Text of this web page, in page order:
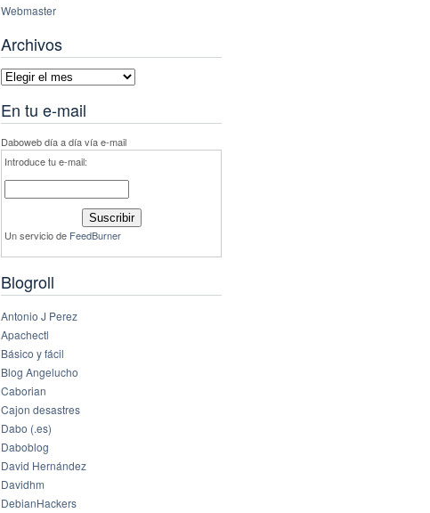
Webmaster
Archivos
Archivos
En tu e-mail
Daboweb día a día vía e-mail
Introduce tu e-mail:
Un servicio de FeedBurner
Blogroll
Antonio J Perez
Apachectl
Básico y fácil
Blog Angelucho
Caborian
Cajon desastres
Dabo (.es)
Daboblog
David Hernández
Davidhm
DebianHackers